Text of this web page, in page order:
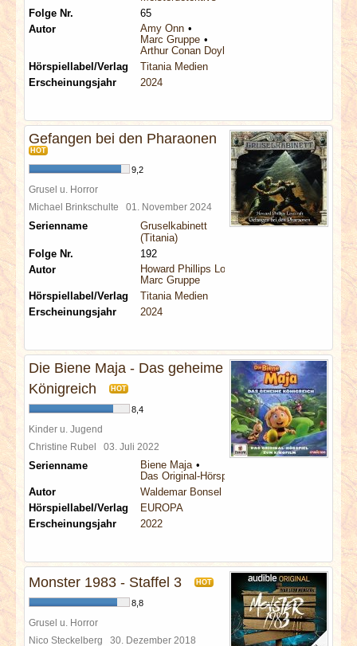
Folge Nr.
65
Autor
Amy Onn
Marc Gruppe
Arthur Conan Doyle
Hörspiellabel/Verlag
Titania Medien
Erscheinungsjahr
2024
Gefangen bei den Pharaonen
HOT
9,2
Grusel u. Horror
Michael Brinkschulte 01. November 2024
Serienname
Gruselkabinett
(Titania)
Folge Nr.
192
Autor
Howard Phillips Lovecraft
Marc Gruppe
Hörspiellabel/Verlag
Titania Medien
Erscheinungsjahr
2024
Die Biene Maja - Das geheime
Königreich
HOT
8,4
Kinder u. Jugend
Christine Rubel 03. Juli 2022
Serienname
Biene Maja
Das Original-Hörspiel zum Film
Autor
Waldemar Bonsel
Hörspiellabel/Verlag
EUROPA
Erscheinungsjahr
2022
Monster 1983 - Staffel 3 HOT
8,8
Grusel u. Horror
Nico Steckelberg 30. Dezember 2018